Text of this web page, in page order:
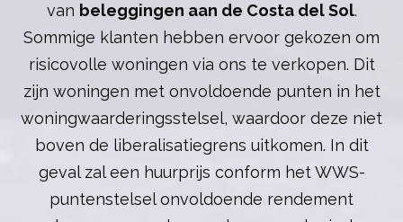
van beleggingen aan de Costa del Sol.
Sommige klanten hebben ervoor gekozen om
risicovolle woningen via ons te verkopen. Dit
zijn woningen met onvoldoende punten in het
woningwaarderingsstelsel, waardoor deze niet
boven de liberalisatiegrens uitkomen. In dit
geval zal een huurprijs conform het WWS-
puntenstelsel onvoldoende rendement